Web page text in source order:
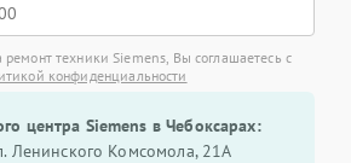
ремонт техники Siemens, Вы соглашаетесь с
конфиденциальности
центра Siemens в Чебоксарах:
Ленинского Комсомола, 21А